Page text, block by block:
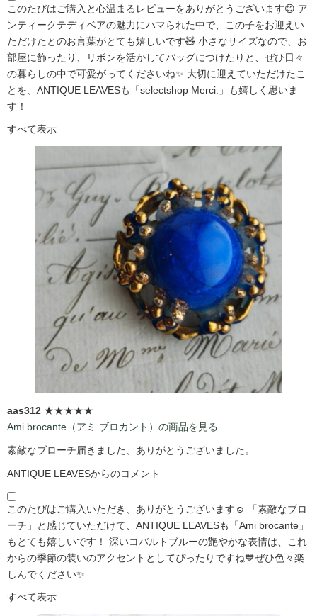
このたびはご購入と心温まるレビューをありがとうございます😊 ア
ンティークテディベアの魅力にハマられた中で、この子をお迎えい
ただけたとのお言葉がとても嬉しいです🧸 小さなサイズなので、お
部屋に飾ったり、リボンを活かしてバッグにつけたりと、ぜひ日々
の暮らしの中で可愛がってくださいね✨ 大切に迎えていただけたこ
とを、ANTIQUE LEAVESも「selectshop Merci.」も嬉しく思いま
す！
すべて表示
aas312 ★★★★★
Ami brocante（アミ ブロカント）の商品を見る
素敵なブローチ届きました、ありがとうございました。
ANTIQUE LEAVESからのコメント
このたびはご購入いただき、ありがとうございます☺️ 「素敵なブロ
ーチ」と感じていただけて、ANTIQUE LEAVESも「Ami brocante」
もとても嬉しいです！ 深いコバルトブルーの艶やかな表情は、これ
からの季節の装いのアクセントとしてぴったりですね💙ぜひ色々楽
しんでください✨
すべて表示